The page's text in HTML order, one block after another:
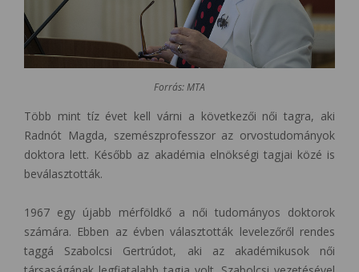
Forrás: MTA
Több mint tíz évet kell várni a következői női tagra, aki
Radnót Magda, szemészprofesszor az orvostudományok
doktora lett. Később az akadémia elnökségi tagjai közé is
beválasztották.
1967 egy újabb mérföldkő a női tudományos doktorok
számára. Ebben az évben választották levelezőről rendes
taggá Szabolcsi Gertrúdot, aki az akadémikusok női